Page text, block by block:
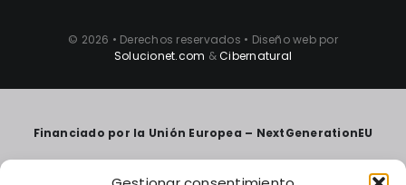
© 2026 • Derechos reservados • Diseño web por
Solucionet.com &Cibernatural
Financiado por la Unión Europea – NextGenerationEU